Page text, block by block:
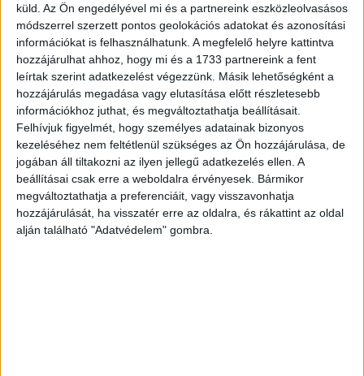
küld. Az Ön engedélyével mi és a partnereink eszközleolvasásos
módszerrel szerzett pontos geolokációs adatokat és azonosítási
információkat is felhasználhatunk. A megfelelő helyre kattintva
hozzájárulhat ahhoz, hogy mi és a 1733 partnereink a fent
leírtak szerint adatkezelést végezzünk. Másik lehetőségként a
hozzájárulás megadása vagy elutasítása előtt részletesebb
információkhoz juthat, és megváltoztathatja beállításait.
Felhívjuk figyelmét, hogy személyes adatainak bizonyos
kezeléséhez nem feltétlenül szükséges az Ön hozzájárulása, de
jogában áll tiltakozni az ilyen jellegű adatkezelés ellen. A
beállításai csak erre a weboldalra érvényesek. Bármikor
megváltoztathatja a preferenciáit, vagy visszavonhatja
hozzájárulását, ha visszatér erre az oldalra, és rákattint az oldal
alján található "Adatvédelem" gombra.
Ady Endre, Csinszka
és barátjuk a csucsai
Boncza-kastély
kertjében. Fotólap
Budapest, 1925 körül
120 000 Ft
Eladva
Arany János portréja
85 000 Ft